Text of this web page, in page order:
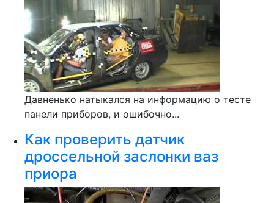
Давненько натыкался на информацию о тесте
панели приборов, и ошибочно...
Как проверить датчик
дроссельной заслонки ваз
приора